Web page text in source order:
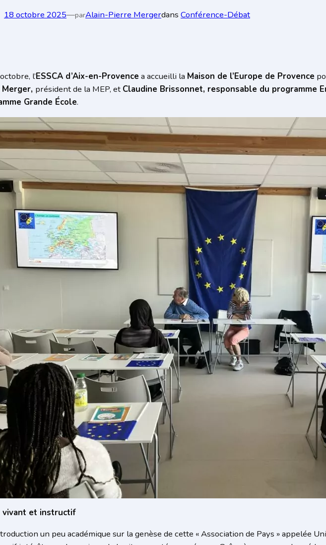
18 octobre 2025—parAlain-Pierre Mergerdans Conférence-Débat
l’ESSCA d’Aix-en-Provence a accueilli la Maison de l’Europe de Provence
président de la MEP, et Claudine Brissonnet, responsable du programme
Grande École.
vivant et instructif
un peu académique sur la genèse de cette « Association de Pays » appelée